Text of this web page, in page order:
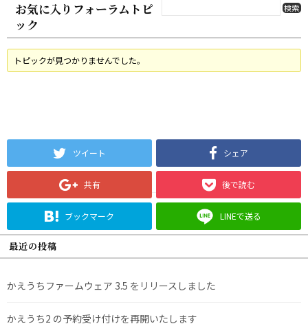
お気に入りフォーラムトピ
ック
トピックが見つかりませんでした。
ツイート シェア
共有 後で読む
ブックマーク LINEで送る
最近の投稿
かえうちファームウェア 3.5 をリリースしました
かえうち2 の予約受け付けを再開いたします